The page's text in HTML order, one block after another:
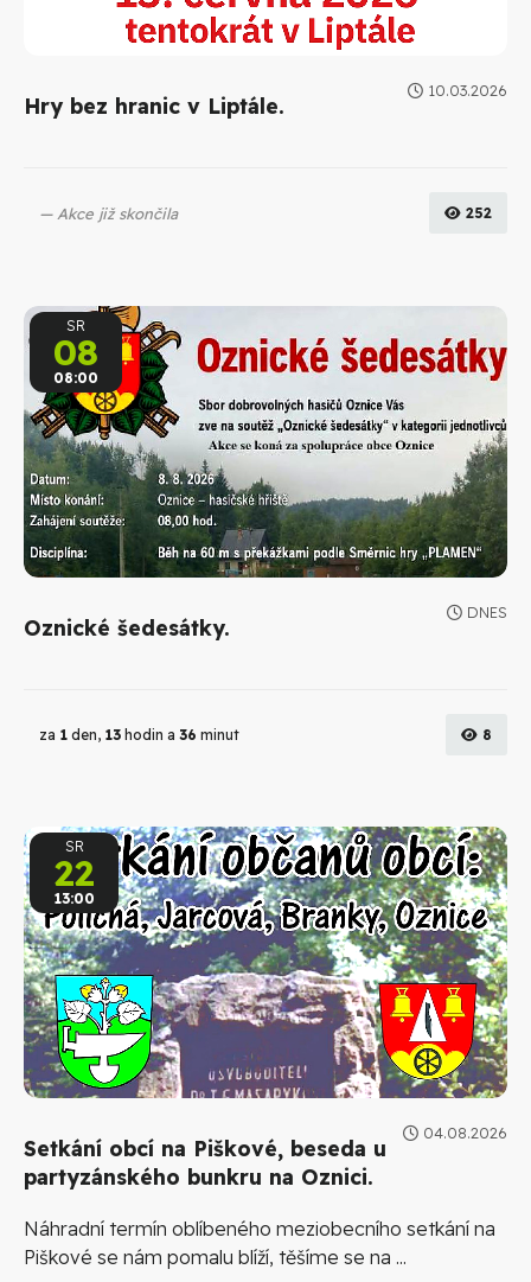
10.03.2026
Hry bez hranic v Liptále.
Akce již skončila 252
SR
08
08:00
DNES
Oznické šedesátky.
za 1 den, 13 hodin a 36 minut 8
SR
22
13:00
04.08.2026
Setkání obcí na Piškové, beseda u
partyzánského bunkru na Oznici.
Náhradní termín oblíbeného meziobecního setkání na
Piškové se nám pomalu blíží, těšíme se na ...